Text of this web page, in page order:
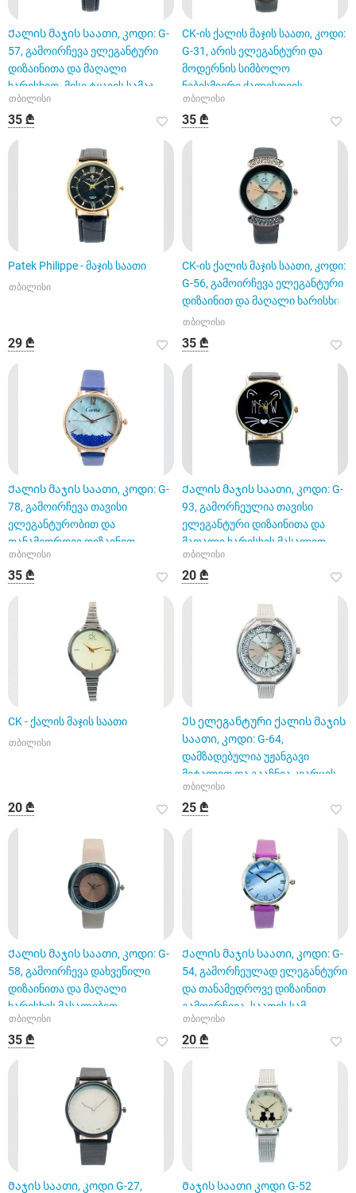
Ქალის მაჯის საათი, კოდი: G-
57, გამოირჩევა ელეგანტური
დიზაინითა და მაღალი
ხარისხით. მისი ტყავის სამაჯ
თბილისი
35 ₾
CK-ის ქალის მაჯის საათი, კოდი:
G-31, არის ელეგანტური და
მოდერნის სიმბოლო
ნებისმიერი ქალისთვის.
თბილისი
35 ₾
Patek Philippe - მაჯის საათი
თბილისი
29 ₾
CK-ის ქალის მაჯის საათი, კოდი:
G-56, გამოირჩევა ელეგანტური
დიზაინით და მაღალი ხარისხით
თბილისი
35 ₾
Ქალის მაჯის საათი, კოდი: G-
78, გამოირჩევა თავისი
ელეგანტურობით და
თანამედროვე დიზაინით
თბილისი
35 ₾
Ქალის მაჯის საათი, კოდი: G-
93, გამორჩეულია თავისი
ელეგანტური დიზაინითა და
მაღალი ხარისხის მასალით
თბილისი
20 ₾
CK - ქალის მაჯის საათი
თბილისი
20 ₾
Ეს ელეგანტური ქალის მაჯის
საათი, კოდი: G-64,
დამზადებულია უჟანგავი
მეტალით და გააჩნია კვარცის
მექანი
თბილისი
25 ₾
Ქალის მაჯის საათი, კოდი: G-
58, გამოირჩევა დახვეწილი
დიზაინითა და მაღალი
ხარისხის მასალებით.
თბილისი
35 ₾
Ქალის მაჯის საათი, კოდი: G-
54, გამორჩეულად ელეგანტური
და თანამედროვე დიზაინით
გამოირჩევა. საათის სამ
თბილისი
20 ₾
Მაჯის საათი, კოდი G-27,
Მაჯის საათი კოდი G-52